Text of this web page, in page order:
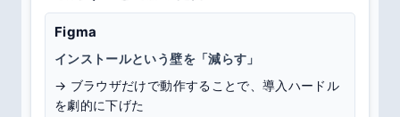
Figma
インストールという壁を「減らす」
→ ブラウザだけで動作することで、導入ハードル
を劇的に下げた